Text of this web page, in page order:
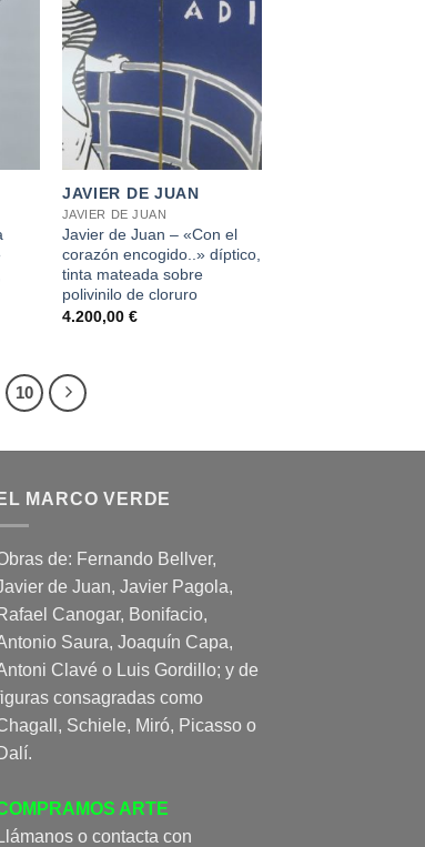
+
JAVIER DE JUAN
JAVIER DE JUAN
Javier de Juan – «Con el
corazón encogido..» díptico,
tinta mateada sobre
polivinilo de cloruro
4.200,00 €
10
EL MARCO VERDE
de: Fernando Bellver,
de Juan, Javier Pagola,
Rafael Canogar, Bonifacio,
Saura, Joaquín Capa,
Clavé o Luis Gordillo; y de
consagradas como
Schiele, Miró, Picasso o
Dalí.
ARTE
Llámanos o contacta con